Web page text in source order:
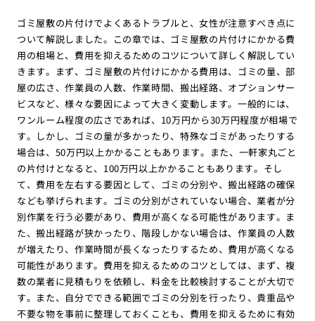
ゴミ屋敷の片付けでよくあるトラブルと、女性が注意すべき点に
ついて解説しました。この章では、ゴミ屋敷の片付けにかかる費
用の相場と、費用を抑えるためのコツについて詳しく解説してい
きます。まず、ゴミ屋敷の片付けにかかる費用は、ゴミの量、部
屋の広さ、作業員の人数、作業時間、搬出経路、オプションサー
ビスなど、様々な要因によって大きく変動します。一般的には、
ワンルーム程度の広さであれば、10万円から30万円程度が相場で
す。しかし、ゴミの量が多かったり、特殊なゴミがあったりする
場合は、50万円以上かかることもあります。また、一軒家丸ごと
の片付けとなると、100万円以上かかることもあります。そし
て、費用を左右する要因として、ゴミの分別や、搬出経路の確保
なども挙げられます。ゴミの分別がされていない場合、業者が分
別作業を行う必要があり、費用が高くなる可能性があります。ま
た、搬出経路が狭かったり、階段しかない場合は、作業員の人数
が増えたり、作業時間が長くなったりするため、費用が高くなる
可能性があります。費用を抑えるためのコツとしては、まず、複
数の業者に見積もりを依頼し、料金を比較検討することが大切で
す。また、自分でできる範囲でゴミの分別を行ったり、貴重品や
不要な物を事前に整理しておくことも、費用を抑えるために有効